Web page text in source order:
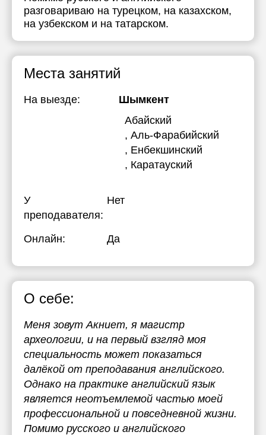
разговариваю на турецком, на казахском,
на узбекском и на татарском.
Места занятий
На выезде:
Шымкент
Абайский
, Аль-Фарабийский
, Енбекшинский
, Каратауский
У
преподавателя:
Нет
Онлайн: Да
О себе:
Меня зовут Акниет, я магистр
археологии, и на первый взгляд моя
специальность может показаться
далёкой от преподавания английского.
Однако на практике английский язык
является неотъемлемой частью моей
профессиональной и повседневной жизни.
Помимо русского и английского